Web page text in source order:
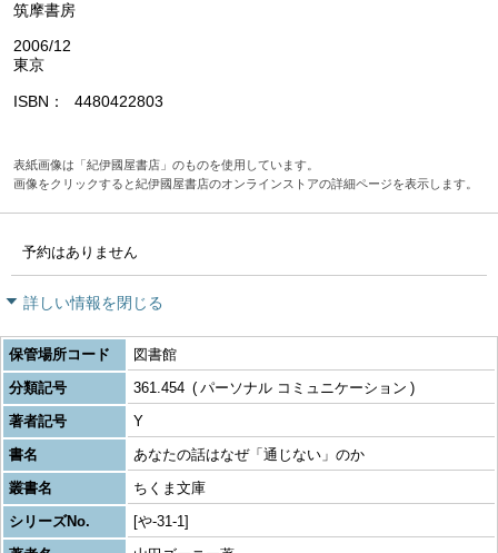
筑摩書房
2006/12
東京
ISBN 4480422803
表紙画像は「紀伊國屋書店」のものを使用しています。
画像をクリックすると紀伊國屋書店のオンラインストアの詳細ページを表示します。
予約はありません
詳しい情報を閉じる
保管場所コード
図書館
分類記号
361.454
パーソナル コミュニケーション
著者記号
Y
書名
あなたの話はなぜ「通じない」のか
叢書名
ちくま文庫
シリーズNo.
[や-31-1]